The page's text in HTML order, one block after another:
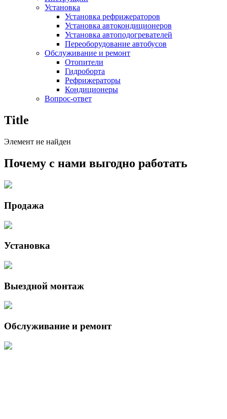
Установка
Установка рефрижераторов
Установка автокондиционеров
Установка автоподогревателей
Переоборудование автобусов
Обслуживание и ремонт
Отопители
Гидроборта
Рефрижераторы
Кондиционеры
Вопрос-ответ
Title
Элемент не найден
Почему с нами выгодно работать
Продажа
Установка
Выездной монтаж
Обслуживание и ремонт